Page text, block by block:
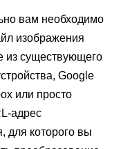
вам необходимо
изображения
из существующего
Google
или просто
адрес
для которого вы